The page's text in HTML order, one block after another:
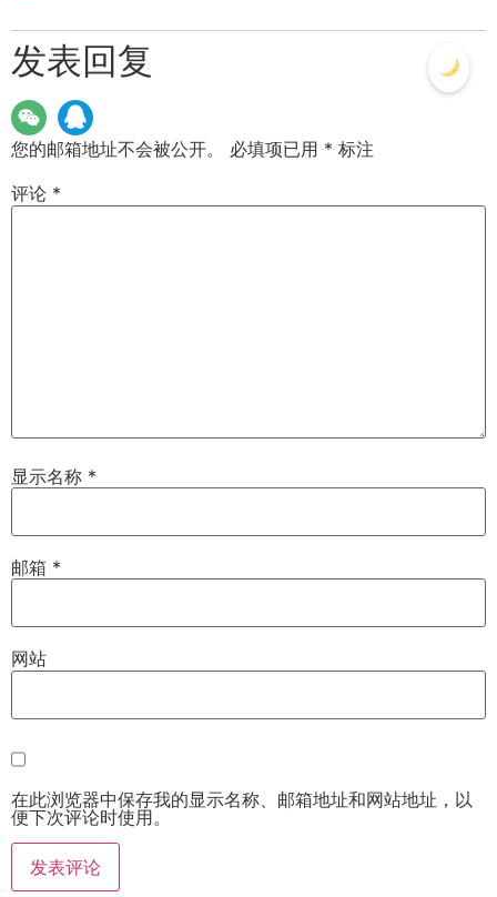
发表回复
您的邮箱地址不会被公开。 必填项已用 * 标注
评论 *
显示名称 *
邮箱 *
网站
在此浏览器中保存我的显示名称、邮箱地址和网站地址，以
便下次评论时使用。